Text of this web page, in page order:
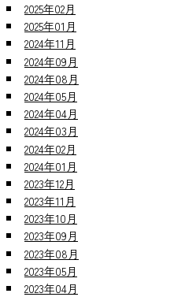
2025年02月
2025年01月
2024年11月
2024年09月
2024年08月
2024年05月
2024年04月
2024年03月
2024年02月
2024年01月
2023年12月
2023年11月
2023年10月
2023年09月
2023年08月
2023年05月
2023年04月